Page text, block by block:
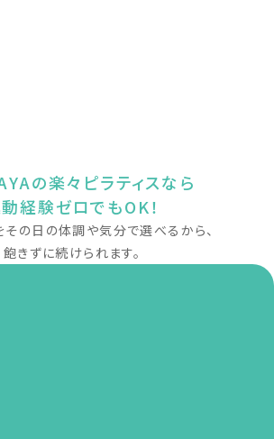
の楽々ピラティスなら
経験ゼロでもOK！
その日の体調や気分で選べるから、
飽きずに続けられます。